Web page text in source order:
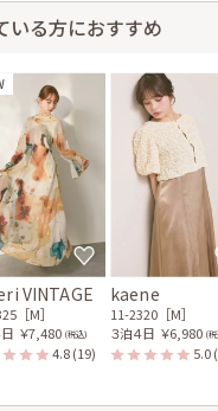
いる方におすすめ
VINTAGE
［M］
￥7,480 (税込)
4.8(19)
kaene
11-2320［M］
３泊４日 ￥6,980 (
5.0